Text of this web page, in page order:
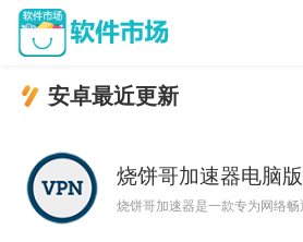
安卓最近更新
烧饼哥加速器电脑
烧饼哥加速器是一款专为网络